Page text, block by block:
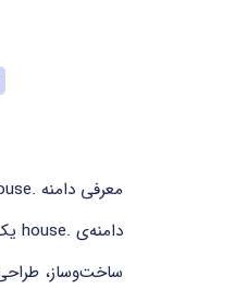
معرفی دامنه .house
ساخت‌وساز،